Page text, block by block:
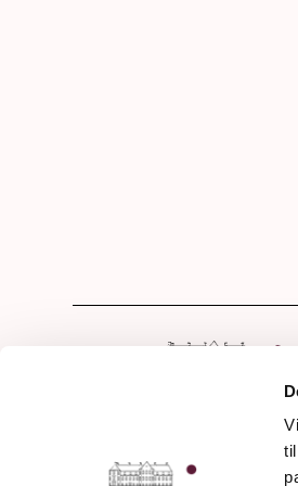
DK - 4912 Harpelunde